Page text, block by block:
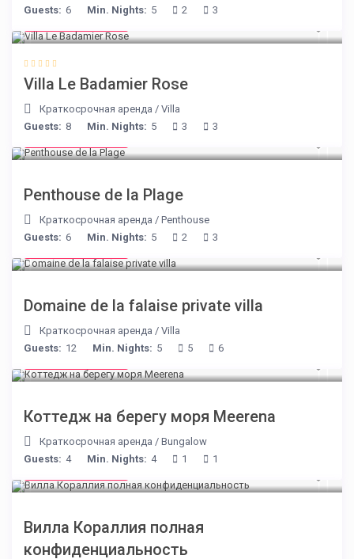
Guests: 6 Min. Nights: 5 2 3
Villa Le Badamier Rose
Краткосрочная аренда /Villa
Guests: 8 Min. Nights: 5 3 3
Penthouse de la Plage
Краткосрочная аренда /Penthouse
Guests: 6 Min. Nights: 5 2 3
Domaine de la falaise private villa
Краткосрочная аренда /Villa
Guests: 12 Min. Nights: 5 5 6
Коттедж на берегу моря Meerena
Краткосрочная аренда /Bungalow
Guests: 4 Min. Nights: 4 1 1
Вилла Кораллия полная
конфиденциальность